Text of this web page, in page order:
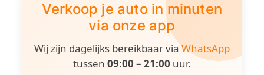
Verkoop je auto in minuten
via onze app
Wij zijn dagelijks bereikbaar viaWhatsApp
tussen 09:00 – 21:00 uur.